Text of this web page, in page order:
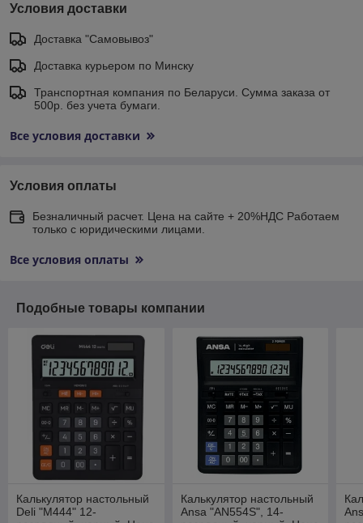
Условия доставки
Доставка "Самовывоз"
Доставка курьером по Минску
Транспортная компания по Беларуси. Сумма заказа от
500р. без учета бумаги.
Все условия доставки
Условия оплаты
Безналичный расчет. Цена на сайте + 20%НДС Работаем
только с юридическими лицами.
Все условия оплаты
Подобные товары компании
Калькулятор настольный
Deli "М444" 12-
Калькулятор настольный
Ansa "AN554S", 14-